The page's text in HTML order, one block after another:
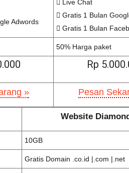
Adwords
Live Chat
Gratis 1 Bulan
Gratis 1 Bulan
50% Harga paket
Rp
» Pesan
Website
10GB
Gratis Domain .co.id |.com |.net